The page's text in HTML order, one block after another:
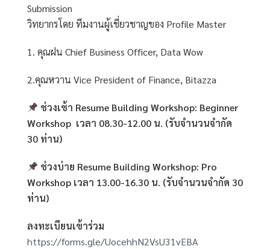
Submission
วิทยากรโดย ทีมงานผู้เชี่ยวชาญของ Profile Master
1. คุณฝน Chief Business Officer, Data Wow
2.คุณหวาน Vice President of Finance, Bitazza
ช่วงเช้า Resume Building Workshop: Beginner
Workshop เวลา 08.30-12.00 น. (รับจำนวนจำกัด
30 ท่าน)
ช่วงบ่าย Resume Building Workshop: Pro
Workshop เวลา 13.00-16.30 น. (รับจำนวนจำกัด 30
ท่าน)
ลงทะเบียนเข้าร่วม
https://forms.gle/UocehhN2VsU31vEBA